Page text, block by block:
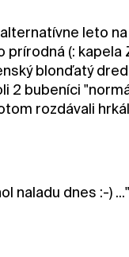
leto
prírodná (:
blonďatý
2 bubeníci
rozdávali
naladu dnes :-)